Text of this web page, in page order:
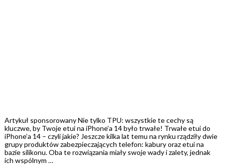
Artykuł sponsorowany Nie tylko TPU: wszystkie te cechy są
kluczwe, by Twoje etui na iPhone’a 14 było trwałe! Trwałe etui do
iPhone’a 14 – czyli jakie? Jeszcze kilka lat temu na rynku rządziły dwie
grupy produktów zabezpieczających telefon: kabury oraz etui na
bazie silikonu. Oba te rozwiązania miały swoje wady i zalety, jednak
ich wspólnym …